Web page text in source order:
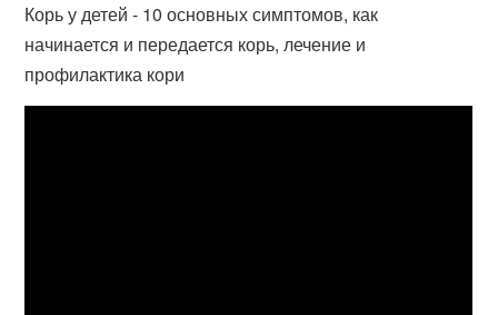
Корь у детей - 10 основных симптомов, как
начинается и передается корь, лечение и
профилактика кори